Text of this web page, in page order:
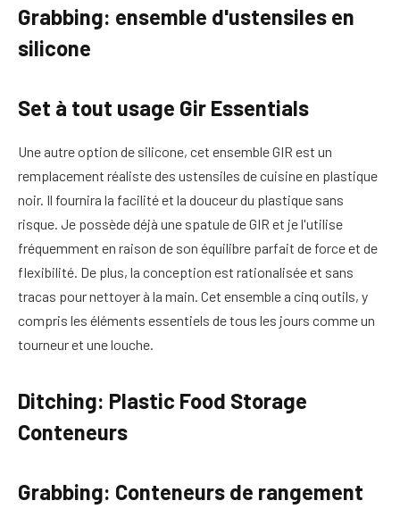
Grabbing: ensemble d'ustensiles en
silicone
Set à tout usage Gir Essentials
Une autre option de silicone, cet ensemble GIR est un
remplacement réaliste des ustensiles de cuisine en plastique
noir. Il fournira la facilité et la douceur du plastique sans
risque. Je possède déjà une spatule de GIR et je l'utilise
fréquemment en raison de son équilibre parfait de force et de
flexibilité. De plus, la conception est rationalisée et sans
tracas pour nettoyer à la main. Cet ensemble a cinq outils, y
compris les éléments essentiels de tous les jours comme un
tourneur et une louche.
Ditching: Plastic Food Storage
Conteneurs
Grabbing: Conteneurs de rangement